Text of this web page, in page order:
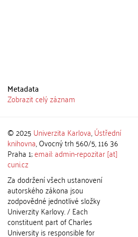
Metadata
Zobrazit celý záznam
© 2025 Univerzita Karlova,Ústřední
knihovna, Ovocný trh 560/5, 116 36
Praha 1;email: admin-repozitar [at]
cuni.cz
Za dodržení všech ustanovení
autorského zákona jsou
zodpovědné jednotlivé složky
Univerzity Karlovy. / Each
constituent part of Charles
University is responsible for